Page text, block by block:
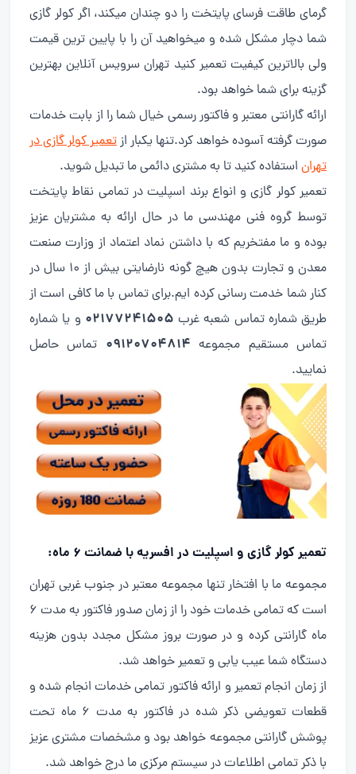
گرمای طاقت فرسای پایتخت را دو چندان میکند، اگر کولر گازی
شما دچار مشکل شده و میخواهید آن را با پایین ترین قیمت
ولی بالاترین کیفیت تعمیر کنید تهران سرویس آنلاین بهترین
گزینه برای شما خواهد بود.
ارائه گارانتی معتبر و فاکتور رسمی خیال شما را از بابت خدمات
صورت گرفته آسوده خواهد کرد.تنها یکبار ازتعمیر کولر گازی در
تهران استفاده کنید تا به مشتری دائمی ما تبدیل شوید.
تعمیر کولر گازی و انواع برند اسپلیت در تمامی نقاط پایتخت
توسط گروه فنی مهندسی ما در حال ارائه به مشتریان عزیز
بوده و ما مفتخریم که با داشتن نماد اعتماد از وزارت صنعت
معدن و تجارت بدون هیچ گونه نارضایتی بیش از 10 سال در
کنار شما خدمت رسانی کرده ایم.برای تماس با ما کافی است از
طریق شماره تماس شعبه غرب 02177241505 و یا شماره
تماس مستقیم مجموعه 09120704814 تماس حاصل
نمایید.
تعمیر کولر گازی و اسپلیت در افسریه با ضمانت 6 ماه:
مجموعه ما با افتخار تنها مجموعه معتبر در جنوب غربی تهران
است که تمامی خدمات خود را از زمان صدور فاکتور به مدت 6
ماه گارانتی کرده و در صورت بروز مشکل مجدد بدون هزینه
دستگاه شما عیب یابی و تعمیر خواهد شد.
از زمان انجام تعمیر و ارائه فاکتور تمامی خدمات انجام شده و
قطعات تعویضی ذکر شده در فاکتور به مدت 6 ماه تحت
پوشش گارانتی مجموعه خواهد بود و مشخصات مشتری عزیز
با ذکر تمامی اطلاعات در سیستم مرکزی ما درج خواهد شد.